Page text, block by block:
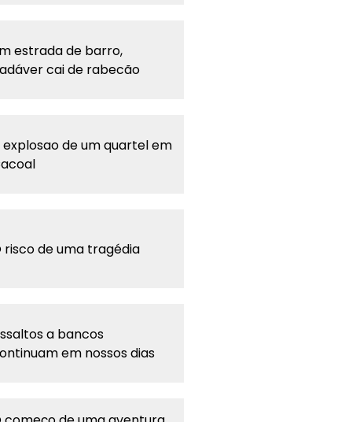
estrada de barro,
cai de rabecão
explosao de um quartel em
risco de uma tragédia
a bancos
em nossos dias